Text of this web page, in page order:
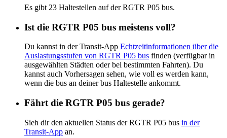
Es gibt 23 Haltestellen auf der RGTR P05 bus.
Ist die RGTR P05 bus meistens voll?
Du kannst in der Transit-App Echtzeitinformationen über die
Auslastungsstufen von RGTR P05 bus finden (verfügbar in
ausgewählten Städten oder bei bestimmten Fahrten). Du
kannst auch Vorhersagen sehen, wie voll es werden kann,
wenn die bus an deiner bus Haltestelle ankommt.
Fährt die RGTR P05 bus gerade?
Sieh dir den aktuellen Status der RGTR P05 bus in der
Transit-App an.